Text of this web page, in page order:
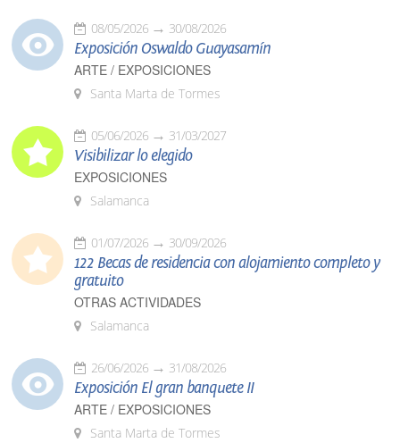
08/05/2026 30/08/2026
Exposición Oswaldo Guayasamín
ARTE / EXPOSICIONES
Santa Marta de Tormes
05/06/2026 31/03/2027
Visibilizar lo elegido
EXPOSICIONES
Salamanca
01/07/2026 30/09/2026
122 Becas de residencia con alojamiento completo y
gratuito
OTRAS ACTIVIDADES
Salamanca
26/06/2026 31/08/2026
Exposición El gran banquete II
ARTE / EXPOSICIONES
Santa Marta de Tormes